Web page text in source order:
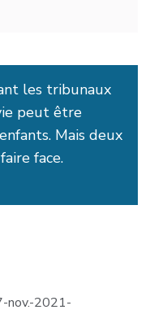
les tribunaux
peut être
Mais deux
face.
nov.-2021-